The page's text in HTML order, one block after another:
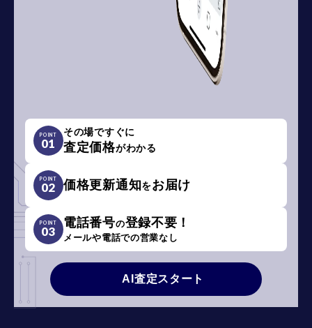
POINT
01
その場ですぐに
査定価格がわかる
POINT
02 価格更新通知をお届け
POINT
03
電話番号の登録不要！
メールや電話での営業なし
AI査定スタート